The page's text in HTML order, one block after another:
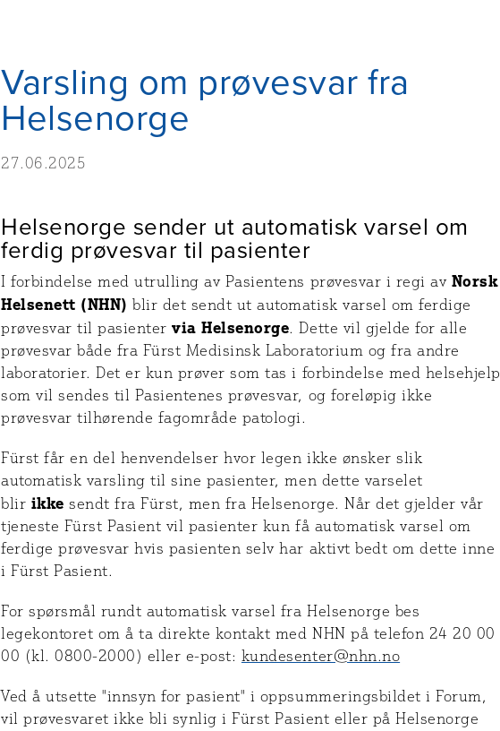
Varsling om prøvesvar fra
Helsenorge
27.06.2025
Helsenorge sender ut automatisk varsel om
ferdig prøvesvar til pasienter
I forbindelse med utrulling av Pasientens prøvesvar i regi av Norsk
Helsenett (NHN) blir det sendt ut automatisk varsel om ferdige
prøvesvar til pasientervia Helsenorge. Dette vil gjelde for alle
prøvesvar både fra Fürst Medisinsk Laboratorium og fra andre
laboratorier. Det er kun prøver som tas i forbindelse med helsehjelp
som vil sendes til Pasientenes prøvesvar, og foreløpig ikke
prøvesvar tilhørende fagområde patologi.
Fürst får en del henvendelser hvor legen ikke ønsker slik
automatisk varsling til sine pasienter, men dette varselet
blir ikke sendt fra Fürst, men fra Helsenorge. Når det gjelder vår
tjeneste Fürst Pasient vil pasienter kun få automatisk varsel om
ferdige prøvesvar hvis pasienten selv har aktivt bedt om dette inne
i Fürst Pasient.
For spørsmål rundt automatisk varsel fra Helsenorge bes
legekontoret om å ta direkte kontakt med NHN på telefon 24 20 00
00 (kl. 0800-2000) eller e-post: kundesenter@nhn.no
Ved å utsette "innsyn for pasient" i oppsummeringsbildet i Forum,
vil prøvesvaret ikke bli synlig i Fürst Pasient eller på Helsenorge